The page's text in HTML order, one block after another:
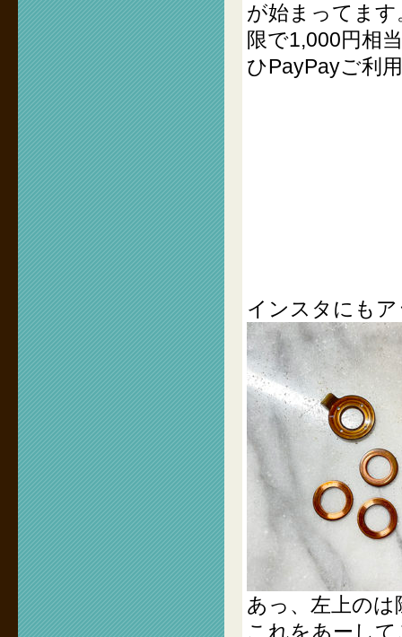
が始まってま
限で1,000円相
ひPayPayご利
インスタにも
あっ、左上の
これをあーし